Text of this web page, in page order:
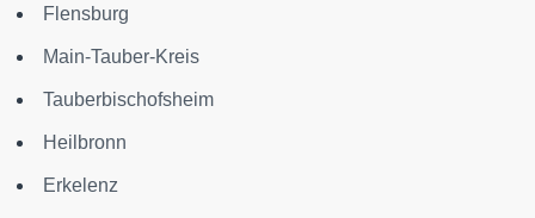
Flensburg
Main-Tauber-Kreis
Tauberbischofsheim
Heilbronn
Erkelenz